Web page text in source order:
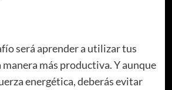
será aprender a utilizar tus
más productiva. Y aunque
energética, deberás evitar